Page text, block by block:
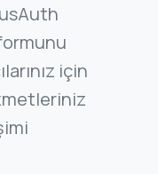
için